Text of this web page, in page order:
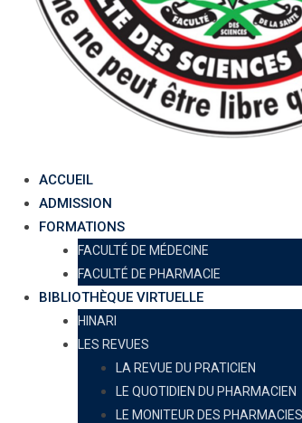
ACCUEIL
ADMISSION
FORMATIONS
FACULTÉ DE MÉDECINE
FACULTÉ DE PHARMACIE
BIBLIOTHÈQUE VIRTUELLE
HINARI
LES REVUES
LA REVUE DU PRATICIEN
LE QUOTIDIEN DU PHARMACIEN
LE MONITEUR DES PHARMACIES